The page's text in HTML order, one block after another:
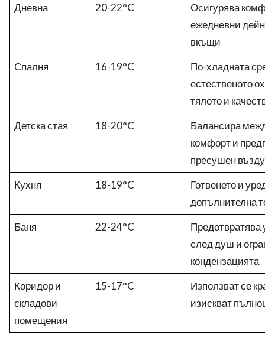
Дневна 20-22°C
Осигурява
ежедневни
вкъщи
Спалня
16-19°C
По-хладната
естественото
тялото и
Детска стая
18-20°C
Балансира
комфорт и
пресушен
Кухня
18-19°C
Готвенето и
допълнителна
Баня
22-24°C
Предотвратява
след душ и
кондензацията
Коридор и
складови
помещения
15-17°C
Използват се
изискват